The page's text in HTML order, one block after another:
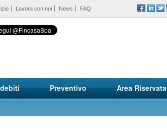
Lavora con noi News FAQ
Preventivo Area Riservata